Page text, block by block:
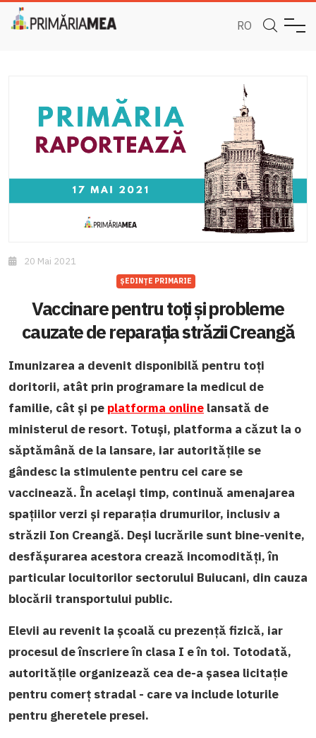
RO
20 Mai 2021
ȘEDINȚE PRIMARIE
Vaccinare pentru toți și probleme
cauzate de reparația străzii Creangă
Imunizarea a devenit disponibilă pentru toți
doritorii, atât prin programare la medicul de
familie, cât și pe platforma online lansată de
ministerul de resort. Totuși, platforma a căzut la o
săptămână de la lansare, iar autoritățile se
gândesc la stimulente pentru cei care se
vaccinează. În același timp, continuă amenajarea
spațiilor verzi și reparația drumurilor, inclusiv a
străzii Ion Creangă. Deși lucrările sunt bine-venite,
desfășurarea acestora crează incomodități, în
particular locuitorilor sectorului Buiucani, din cauza
blocării transportului public.
Elevii au revenit la școală cu prezență fizică, iar
procesul de înscriere în clasa I e în toi. Totodată,
autoritățile organizează cea de-a șasea licitație
pentru comerț stradal - care va include loturile
pentru gheretele presei.